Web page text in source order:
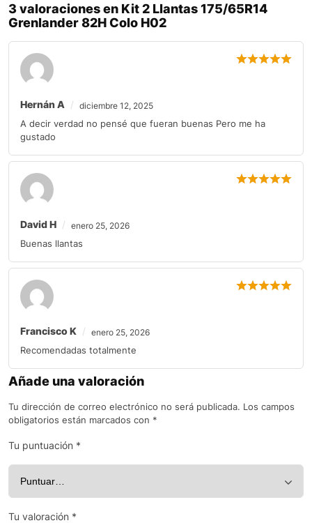
3 valoraciones en Kit 2 Llantas 175/65R14
Grenlander 82H Colo H02
Hernán A diciembre 12, 2025
A decir verdad no pensé que fueran buenas Pero me ha
gustado
David H enero 25, 2026
Buenas llantas
Francisco K enero 25, 2026
Recomendadas totalmente
Añade una valoración
Tu dirección de correo electrónico no será publicada. Los campos
obligatorios están marcados con *
Tu puntuación *
Tu valoración *